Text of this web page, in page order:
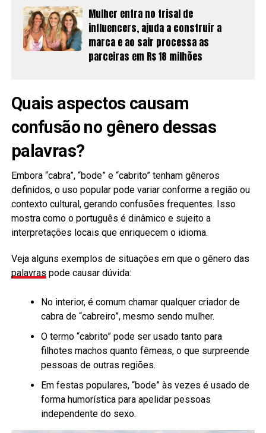
Mulher entra no trisal de
influencers, ajuda a construir a
marca e ao sair processa as
parceiras em R$ 18 milhões
Quais aspectos causam
confusão no gênero dessas
palavras?
Embora “cabra”, “bode” e “cabrito” tenham gêneros
definidos, o uso popular pode variar conforme a região ou
contexto cultural, gerando confusões frequentes. Isso
mostra como o português é dinâmico e sujeito a
interpretações locais que enriquecem o idioma.
Veja alguns exemplos de situações em que o gênero das
palavras pode causar dúvida:
No interior, é comum chamar qualquer criador de
cabra de “cabreiro”, mesmo sendo mulher.
O termo “cabrito” pode ser usado tanto para
filhotes machos quanto fêmeas, o que surpreende
pessoas de outras regiões.
Em festas populares, “bode” às vezes é usado de
forma humorística para apelidar pessoas
independente do sexo.